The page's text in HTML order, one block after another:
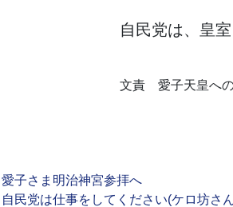
自民党は、皇
文責 愛子天皇へ
愛子さま明治神宮参拝へ
自民党は仕事をしてください(ケロ坊さ